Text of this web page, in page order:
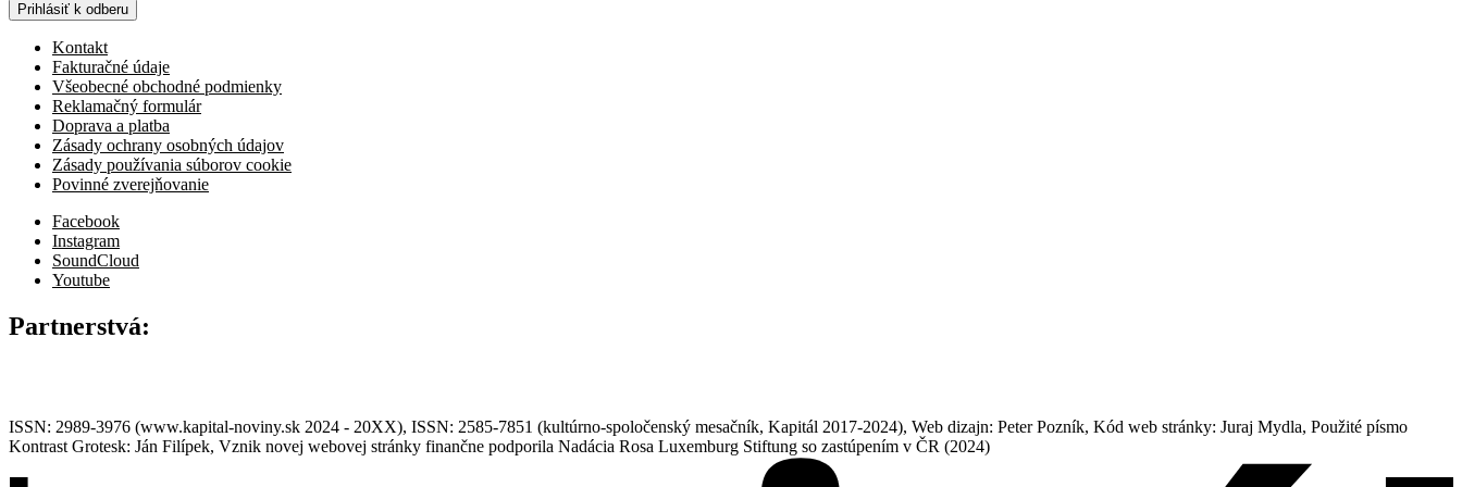
Prihlásiť k odberu
Kontakt
Fakturačné údaje
Všeobecné obchodné podmienky
Reklamačný formulár
Doprava a platba
Zásady ochrany osobných údajov
Zásady používania súborov cookie
Povinné zverejňovanie
Facebook
Instagram
SoundCloud
Youtube
Partnerstvá:
ISSN: 2989-3976 (www.kapital-noviny.sk 2024 - 20XX), ISSN: 2585-7851 (kultúrno-spoločenský mesačník, Kapitál 2017-2024), Web dizajn: Peter Pozník, Kód web stránky: Juraj Mydla, Použité písmo
Kontrast Grotesk: Ján Filípek, Vznik novej webovej stránky finančne podporila Nadácia Rosa Luxemburg Stiftung so zastúpením v ČR (2024)